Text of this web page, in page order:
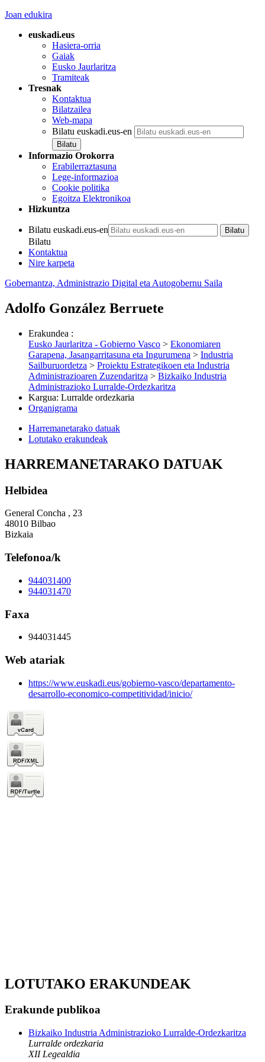
Joan edukira
euskadi.eus
Hasiera-orria
Gaiak
Eusko Jaurlaritza
Tramiteak
Tresnak
Kontaktua
Bilatzailea
Web-mapa
Bilatu euskadi.eus-en
Informazio Orokorra
Erabilerraztasuna
Lege-informazioa
Cookie politika
Egoitza Elektronikoa
Hizkuntza
Bilatu euskadi.eus-en
Bilatu
Kontaktua
Nire karpeta
Gobernantza, Administrazio Digital eta Autogobernu Saila
Adolfo González Berruete
Erakundea :
Eusko Jaurlaritza - Gobierno Vasco > Ekonomiaren
Garapena, Jasangarritasuna eta Ingurumena > Industria
Sailburuordetza > Proiektu Estrategikoen eta Industria
Administrazioaren Zuzendaritza > Bizkaiko Industria
Administrazioko Lurralde-Ordezkaritza
Kargua: Lurralde ordezkaria
Organigrama
Harremanetarako datuak
Lotutako erakundeak
HARREMANETARAKO DATUAK
Helbidea
General Concha , 23
48010 Bilbao
Bizkaia
Telefonoa/k
944031400
944031470
Faxa
944031445
Web atariak
https://www.euskadi.eus/gobierno-vasco/departamento-
desarrollo-economico-competitividad/inicio/
LOTUTAKO ERAKUNDEAK
Erakunde publikoa
Bizkaiko Industria Administrazioko Lurralde-Ordezkaritza
Lurralde ordezkaria
XII Legealdia